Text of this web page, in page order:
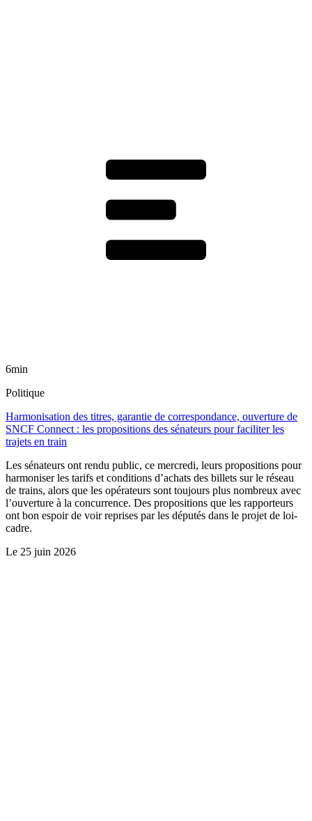
6min
Politique
Harmonisation des titres, garantie de correspondance, ouverture de
SNCF Connect : les propositions des sénateurs pour faciliter les
trajets en train
Les sénateurs ont rendu public, ce mercredi, leurs propositions pour
harmoniser les tarifs et conditions d’achats des billets sur le réseau
de trains, alors que les opérateurs sont toujours plus nombreux avec
l’ouverture à la concurrence. Des propositions que les rapporteurs
ont bon espoir de voir reprises par les députés dans le projet de loi-
cadre.
Le 25 juin 2026